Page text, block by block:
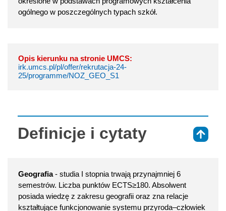
ogólnego w poszczególnych typach szkół.
Opis kierunku na stronie UMCS:
irk.umcs.pl/pl/offer/rekrutacja-24-
25/programme/NOZ_GEO_S1
Definicje i cytaty
Geografia- studia I stopnia trwają przynajmniej 6
semestrów. Liczba punktów ECTS≥180. Absolwent
posiada wiedzę z zakresu geografii oraz zna relacje
kształtujące funkcjonowanie systemu przyroda–człowiek